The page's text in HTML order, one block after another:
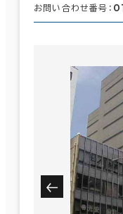
お問い合わせ番号：